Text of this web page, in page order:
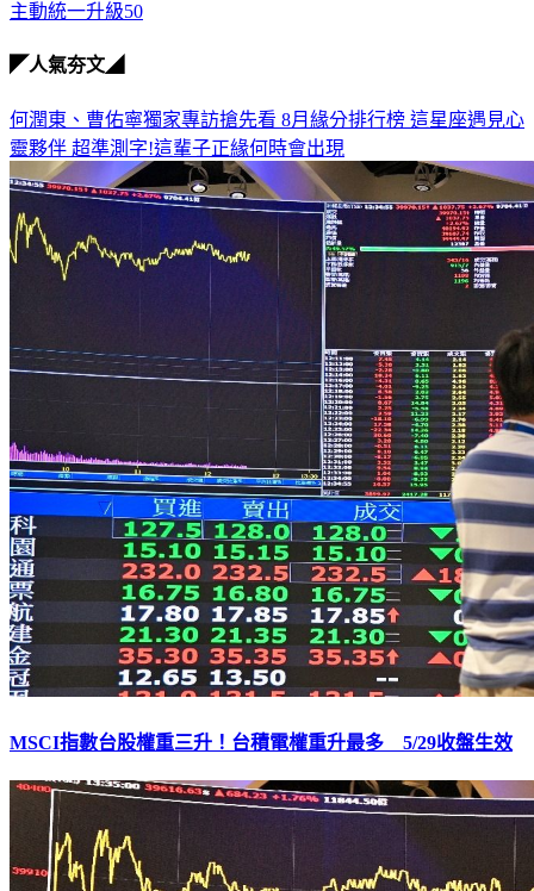
主動統一升級50
◤人氣夯文◢
何潤東、曹佑寧獨家專訪搶先看 8月緣分排行榜 這星座遇見心
靈夥伴 超準測字!這輩子正緣何時會出現
MSCI指數台股權重三升！台積電權重升最多 5/29收盤生效